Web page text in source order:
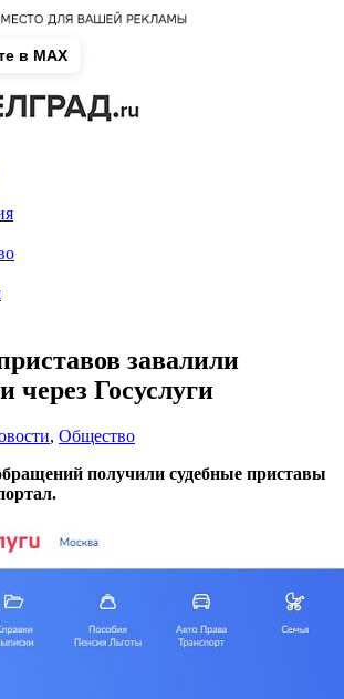
завалили
через Госуслуги
, Общество
получили судебные приставы
в MAX